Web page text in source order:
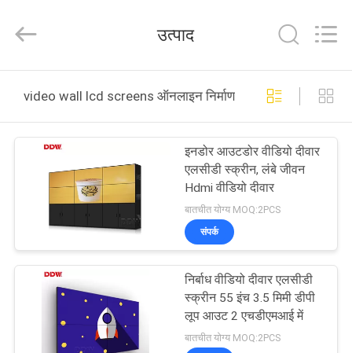
उत्पाद
कारखाना
Rights
by
उत्पाद
video wall lcd screens ऑनलाइन निर्माण
इनडोर आउटडोर वीडियो दीवार
एलसीडी स्क्रीन, लंबे जीवन
Hdmi वीडियो दीवार
बातचीत योग्य MOQ:2PCS
संपर्क
निर्बाध वीडियो दीवार एलसीडी
स्क्रीन 55 इंच 3.5 मिमी डीपी
लूप आउट 2 एचडीएमआई में
बातचीत योग्य MOQ:2PCS